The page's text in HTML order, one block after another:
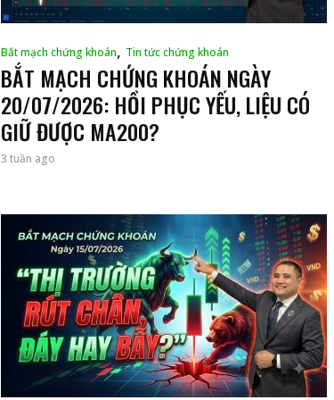
Bắt mạch chứng khoán, Tin tức chứng khoán
BẮT MẠCH CHỨNG KHOÁN NGÀY
20/07/2026: HỒI PHỤC YẾU, LIỆU CÓ
GIỮ ĐƯỢC MA200?
3 tuần ago